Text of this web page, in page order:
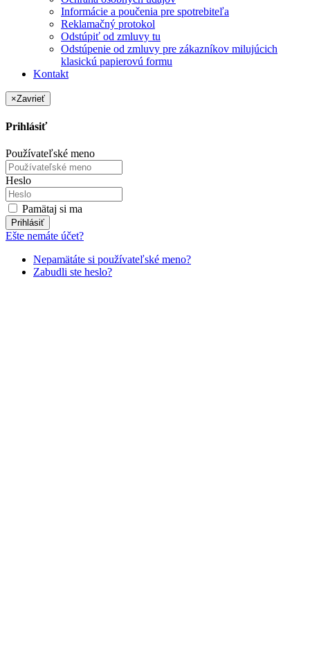
Informácie a poučenia pre spotrebiteľa
Reklamačný protokol
Odstúpiť od zmluvy tu
Odstúpenie od zmluvy pre zákazníkov milujúcich
klasickú papierovú formu
Kontakt
×Zavrieť
Prihlásiť
Používateľské meno
Heslo
Pamätaj si ma
Prihlásiť
Ešte nemáte účet?
Nepamätáte si používateľské meno?
Zabudli ste heslo?